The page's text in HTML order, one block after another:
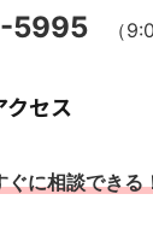
5995 （
クセス
ぐに相談できる